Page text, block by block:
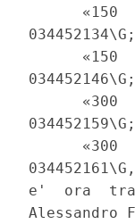
«150
034452134\G;
«150
034452146\G;
«300
034452159\G;
«300
034452161\G,
e'  ora
Alessandro